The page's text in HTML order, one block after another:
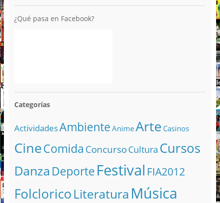
¿Qué pasa en Facebook?
Categorías
ActividadesAmbiente AnimeArte Casinos
CineComida ConcursoCultura Cursos
Danza DeporteFestival FIA2012
FolcloricoLiteratura Música